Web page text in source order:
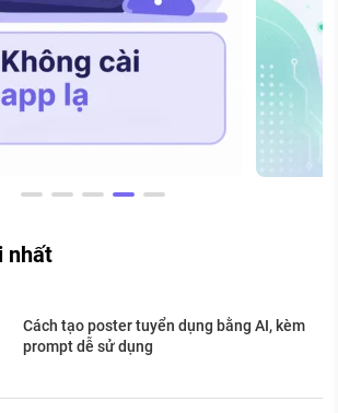
nhất
Cách tạo poster tuyển dụng bằng AI, kèm
prompt dễ sử dụng